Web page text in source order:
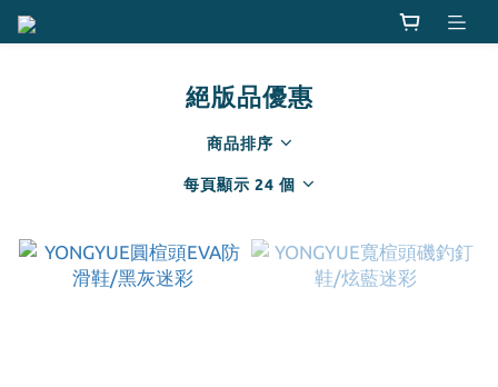
絕版品優惠
商品排序
每頁顯示 24 個